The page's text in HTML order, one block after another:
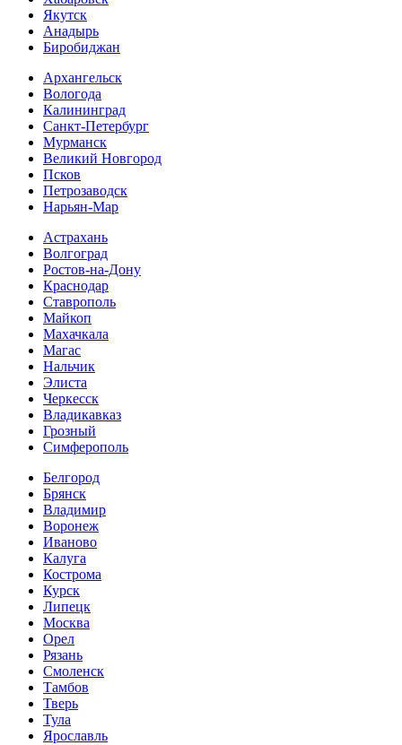
Якутск
Анадырь
Биробиджан
Архангельск
Вологода
Калининград
Санкт-Петербург
Мурманск
Великий Новгород
Псков
Петрозаводск
Нарьян-Мар
Астрахань
Волгоград
Ростов-на-Дону
Краснодар
Ставрополь
Майкоп
Махачкала
Магас
Нальчик
Элиста
Черкесск
Владикавказ
Грозный
Симферополь
Белгород
Брянск
Владимир
Воронеж
Иваново
Калуга
Кострома
Курск
Липецк
Москва
Орел
Рязань
Смоленск
Тамбов
Тверь
Тула
Ярославль